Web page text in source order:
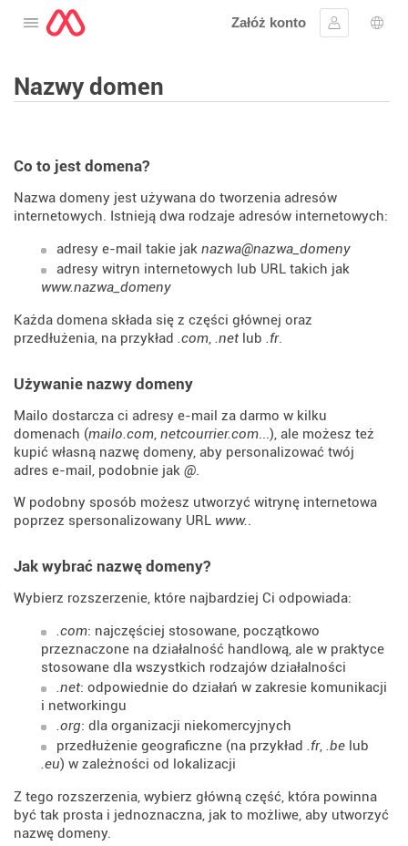
Otwórz menu
Załóż konto
Zaloguj się
Nazwy domen
Co to jest domena?
Nazwa domeny jest używana do tworzenia adresów
internetowych. Istnieją dwa rodzaje adresów internetowych:
adresy e-mail takie jak nazwa@nazwa_domeny
adresy witryn internetowych lub URL takich jak
www.nazwa_domeny
Każda domena składa się z części głównej oraz
przedłużenia, na przykład .com, .net lub .fr.
Używanie nazwy domeny
Mailo dostarcza ci adresy e-mail za darmo w kilku
domenach (mailo.com, netcourrier.com...), ale możesz też
kupić własną nazwę domeny, aby personalizować twój
adres e-mail, podobnie jak @.
W podobny sposób możesz utworzyć witrynę internetowa
poprzez spersonalizowany URL www..
Jak wybrać nazwę domeny?
Wybierz rozszerzenie, które najbardziej Ci odpowiada:
.com: najczęściej stosowane, początkowo
przeznaczone na działalność handlową, ale w praktyce
stosowane dla wszystkich rodzajów działalności
.net: odpowiednie do działań w zakresie komunikacji
i networkingu
.org: dla organizacji niekomercyjnych
przedłużenie geograficzne (na przykład .fr, .be lub
.eu) w zależności od lokalizacji
Z tego rozszerzenia, wybierz główną część, która powinna
być tak prosta i jednoznaczna, jak to możliwe, aby utworzyć
nazwę domeny.